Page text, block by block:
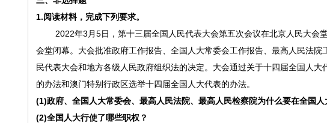
1.阅读材料，完成下列要求。
2022年3月5日，第十三届全国人民代表大会第五次会议在北京人民大
会堂闭幕。大会批准政府工作报告、全国人大常委会工作报告、最高人民法
民代表大会和地方各级人民政府组织法的决定。大会通过关于十四届全国人
的办法和澳门特别行政区选举十四届全国人大代表的办法。
(1)政府、全国人大常委会、最高人民法院、最高人民检察院为什么要在全国人
(2)全国人大行使了哪些职权？